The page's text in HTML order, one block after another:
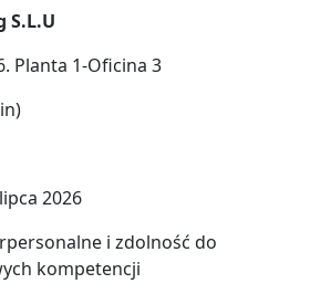
S.L.U
Planta 1-Oficina 3
2026
i zdolność do
kompetencji